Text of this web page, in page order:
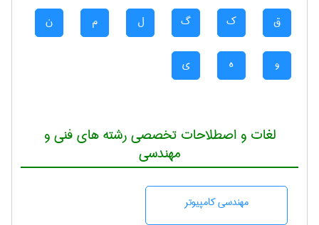
ق ک گ ل م ن
و ه ی
لغات و اصطلاحات تخصصی رشته های فنی و
مهندسی
مهندسی كامپيوتر